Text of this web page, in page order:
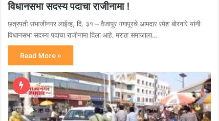
विधानसभा सदस्य पदाचा राजीनामा !
छत्रपती संभाजीनगर लाईव्ह, दि. ३१ – वैजापूर गंगापूरचे आमदार रमेश बोरनारे यांनी
विधानसभा सदस्य पदाचा राजीनामा दिला आहे. मराठा समाजाला…
Read More »